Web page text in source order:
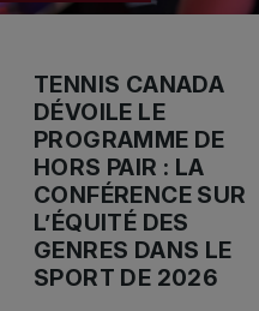
TENNIS CANADA
DÉVOILE LE
PROGRAMME DE
HORS PAIR : LA
CONFÉRENCE SUR
L’ÉQUITÉ DES
GENRES DANS LE
SPORT DE 2026